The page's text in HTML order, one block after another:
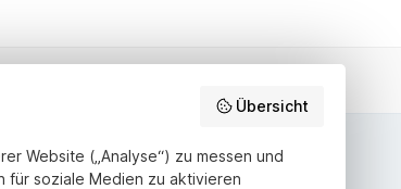
Übersicht
Website („Analyse“) zu messen und
für soziale Medien zu aktivieren